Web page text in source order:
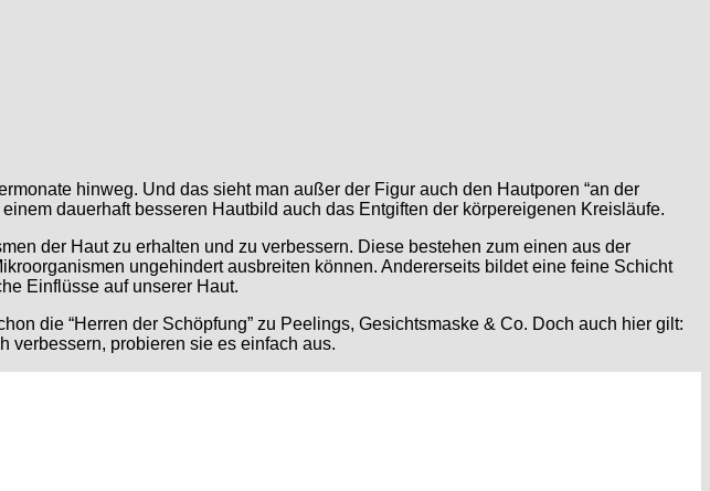
hinweg. Und das sieht man außer der Figur auch den Hautporen “an der
dauerhaft besseren Hautbild auch das Entgiften der körpereigenen Kreisläufe.
der Haut zu erhalten und zu verbessern. Diese bestehen zum einen aus der
ungehindert ausbreiten können. Andererseits bildet eine feine Schicht
Einflüsse auf unserer Haut.
die “Herren der Schöpfung” zu Peelings, Gesichtsmaske & Co. Doch auch hier gilt:
verbessern, probieren sie es einfach aus.